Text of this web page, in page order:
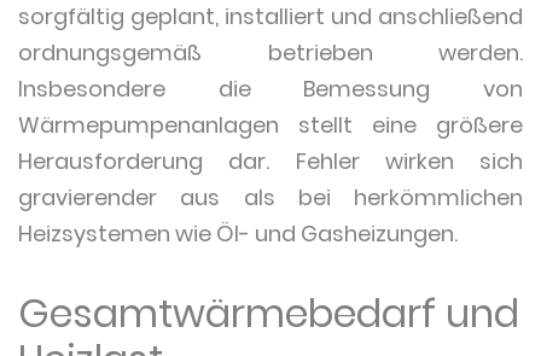
sorgfältig geplant, installiert und anschließend
ordnungsgemäß betrieben werden.
Insbesondere die Bemessung von
Wärmepumpenanlagen stellt eine größere
Herausforderung dar. Fehler wirken sich
gravierender aus als bei herkömmlichen
Heizsystemen wie Öl- und Gasheizungen.
Gesamtwärmebedarf und